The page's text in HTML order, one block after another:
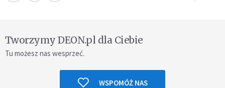
Tworzymy DEON.pl dla Ciebie
Tu możesz nas wesprzeć.
WSPOMÓŻ NAS